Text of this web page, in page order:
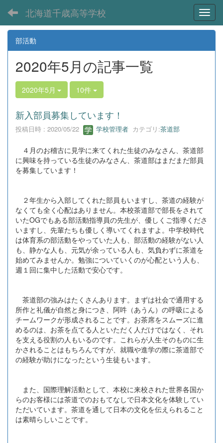
北海道千歳高等学校
部活動
2020年5月の記事一覧
2020年5月 10件
新入部員募集しています！
投稿日時 : 2020/05/22 学校管理者 カテゴリ:茶道部
４月のお稽古に見学に来てくれた生徒のみなさん、茶道部
に興味を持っている生徒のみなさん、茶道部はまだまだ部員
を募集しています！
２年生から入部してくれた部員もいますし、茶道の経験が
なくても全く心配はありません。本校茶道部で部長をされて
いたOGでもある部活動指導員の先生が、優しくご指導くださ
いますし、先輩たちも優しく導いてくれますよ。中学校時代
は体育系の部活動をやっていた人も、部活動の経験がない人
も、静かな人も、元気が余っている人も、気負わずに茶道を
始めてみませんか。勉強についていくのが心配という人も、
週１回に集中した活動で安心です。
茶道部の強みはたくさんあります。まずは社会で通用する
所作と礼儀が自然と身につき、阿吽（あうん）の呼吸による
チームワークが形成されることです。お茶席をスムーズに進
めるのは、お茶を点てる人といただく人だけではなく、それ
を支える役割の人もいるのです。これらが人生そのものに生
かされることはもちろんですが、就職や進学の際に茶道部で
の経験が助けになったという生徒もいます。
また、国際理解活動として、本校に来校された世界各国か
らのお客様には茶道でのおもてなしで日本文化を体験してい
ただいています。茶道を通して日本の文化を伝えられること
は素晴らしいことです。